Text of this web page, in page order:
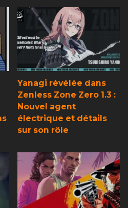
Yanagi révélée dans
Zenless Zone Zero 1.3 :
Nouvel agent
électrique et détails
sur son rôle